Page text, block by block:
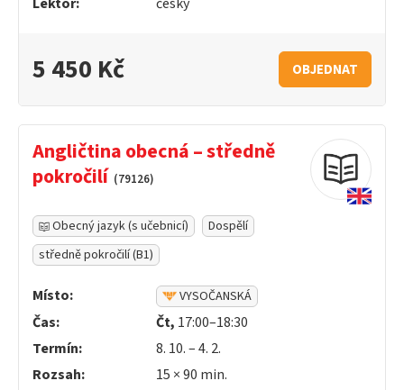
5 450 Kč OBJEDNAT
Angličtina obecná – středně
pokročilí (79126)
Obecný jazyk (s učebnicí)
Dospělí
středně pokročilí (B1)
Místo: VYSOČANSKÁ
Čas: Čt, 17:00–18:30
Termín:
8. 10. – 4. 2.
Rozsah:
15 ×90 min.